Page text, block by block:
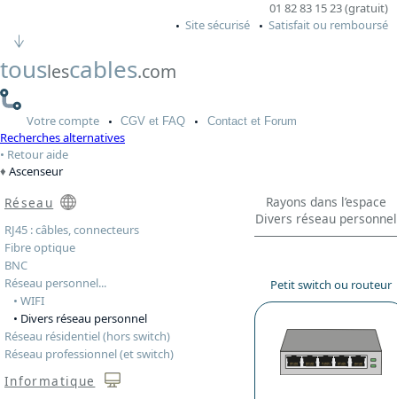
01 82 83 15 23 (gratuit)
Site sécurisé
Satisfait ou remboursé
touslescables.com
Votrecompte CGV et FAQ Contactet Forum
Recherches alternatives
Retour aide
Ascenseur
Rayons dans l’espace
Divers réseau personnel
Petit switch ou routeur
Réseau
RJ45 : câbles, connecteurs
Fibre optique
BNC
Réseau personnel...
• WIFI
• Divers réseau personnel
Réseau résidentiel (hors switch)
Réseau professionnel (et switch)
Informatique